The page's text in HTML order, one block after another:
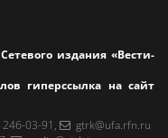
издания «Вести-
гиперссылка на сайт
246-03-91 ,
gtrk@ufa.rfn.ru